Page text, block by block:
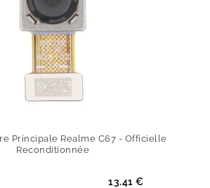
Principale Realme C67 - Officielle
Reconditionnée
13.41 €